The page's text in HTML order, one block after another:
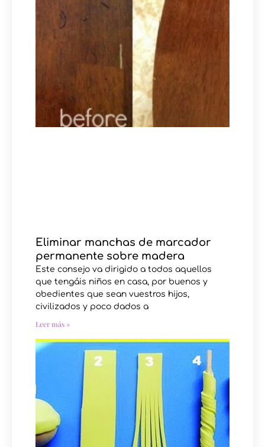
Eliminar manchas de marcador
permanente sobre madera
Este consejo va dirigido a todos aquellos
que tengáis niños en casa, por buenos y
obedientes que sean vuestros hijos,
civilizados y poco dados a
Leer más »